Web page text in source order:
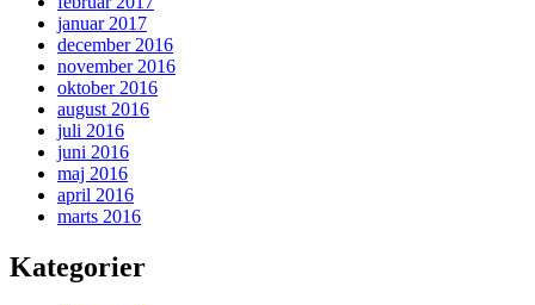
januar 2017
december 2016
november 2016
oktober 2016
august 2016
juli 2016
juni 2016
maj 2016
april 2016
marts 2016
Kategorier